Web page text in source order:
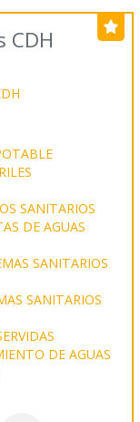
CDH
SANITARIOS
DE AGUAS
SANITARIOS
SANITARIOS
DE AGUAS